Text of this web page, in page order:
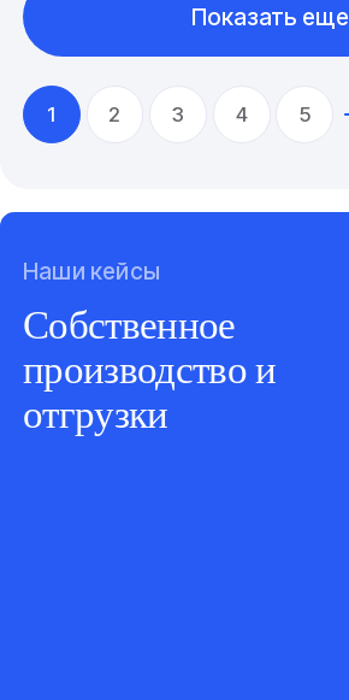
1 2 3 4 5
Показать еще
Наши кейсы
Собственное
производство и
отгрузки